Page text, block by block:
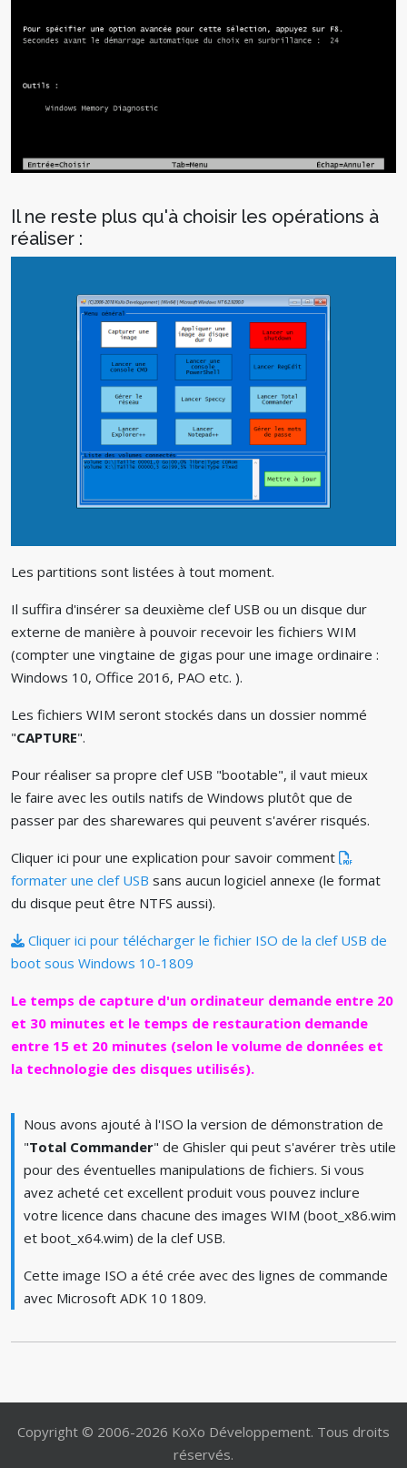
Il ne reste plus qu'à choisir les opérations à
réaliser :
Les partitions sont listées à tout moment.
Il suffira d'insérer sa deuxième clef USB ou un disque dur
externe de manière à pouvoir recevoir les fichiers WIM
(compter une vingtaine de gigas pour une image ordinaire :
Windows 10, Office 2016, PAO etc. ).
Les fichiers WIM seront stockés dans un dossier nommé
"CAPTURE".
Pour réaliser sa propre clef USB "bootable", il vaut mieux
le faire avec les outils natifs de Windows plutôt que de
passer par des sharewares qui peuvent s'avérer risqués.
Cliquer ici pour une explication pour savoir comment
formater une clef USB sans aucun logiciel annexe (le format
du disque peut être NTFS aussi).
Cliquer ici pour télécharger le fichier ISO de la clef USB de
boot sous Windows 10-1809
Le temps de capture d'un ordinateur demande entre 20
et 30 minutes et le temps de restauration demande
entre 15 et 20 minutes (selon le volume de données et
la technologie des disques utilisés).
Nous avons ajouté à l'ISO la version de démonstration de
"Total Commander" de Ghisler qui peut s'avérer très utile
pour des éventuelles manipulations de fichiers. Si vous
avez acheté cet excellent produit vous pouvez inclure
votre licence dans chacune des images WIM (boot_x86.wim
et boot_x64.wim) de la clef USB.
Cette image ISO a été crée avec des lignes de commande
avec Microsoft ADK 10 1809.
Copyright © 2006-2026 KoXo Développement. Tous droits
réservés.